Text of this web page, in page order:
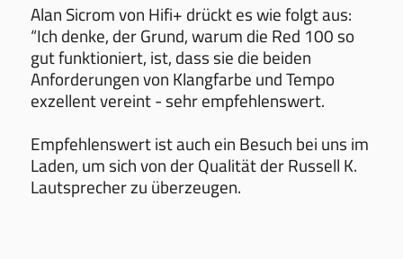
Alan Sicrom von Hifi+ drückt es wie folgt aus:
“Ich denke, der Grund, warum die Red 100 so
gut funktioniert, ist, dass sie die beiden
Anforderungen von Klangfarbe und Tempo
exzellent vereint - sehr empfehlenswert.
Empfehlenswert ist auch ein Besuch bei uns im
Laden, um sich von der Qualität der Russell K.
Lautsprecher zu überzeugen.